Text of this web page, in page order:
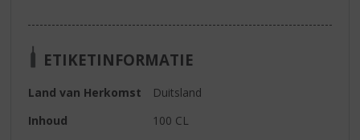
ETIKETINFORMATIE
Land van Herkomst
Duitsland
Inhoud
100 CL